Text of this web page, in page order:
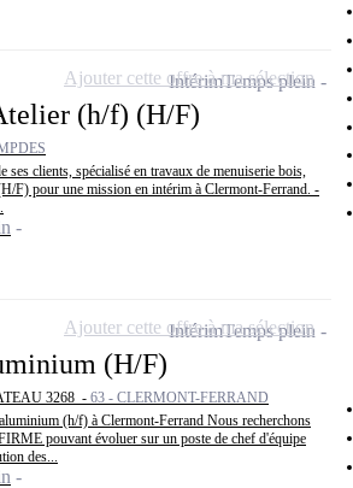
(h/f) (H/F)
ses clients, spécialisé en travaux de menuiserie bois,
F) pour une mission en intérim à Clermont-Ferrand. -
IntérimTemps plein
Ajouter cette offre à ma sélection
(H/F)
3268 - 63 - CLERMONT-FERRAND
(h/f) à Clermont-Ferrand Nous recherchons
pouvant évoluer sur un poste de chef d'équipe
des...
IntérimTemps plein
Ajouter cette offre à ma sélection